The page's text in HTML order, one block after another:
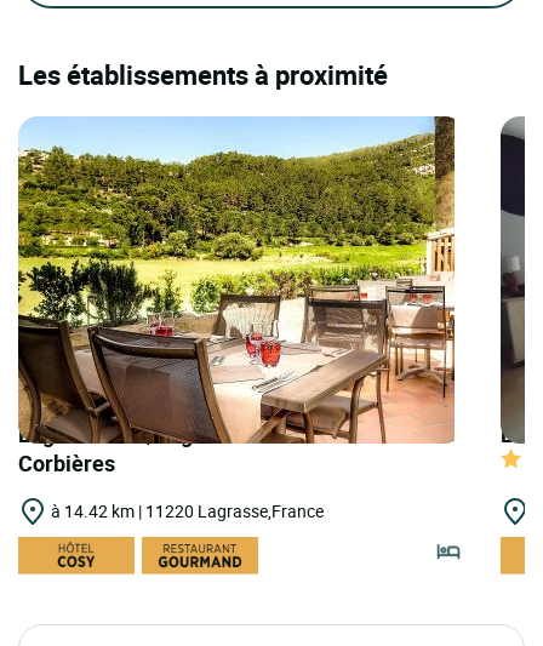
Les établissements à proximité
Logis Hôtels | Logis Hostellerie des
Corbières
à 14.42 km | 11220 Lagrasse,France